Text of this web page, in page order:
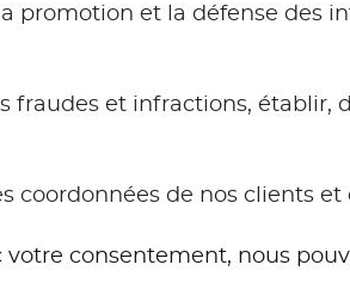
promotion et la défense des
fraudes et infractions, établir,
coordonnées de nos clients et
consentement, nous